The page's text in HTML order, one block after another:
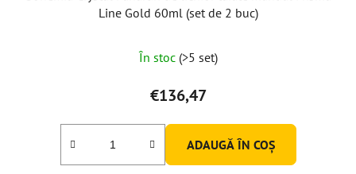
Line Gold 60ml (set de 2 buc)
În stoc (>5 set)
€136,47
ADAUGĂ ÎN COŞ